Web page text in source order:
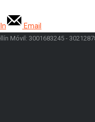
Email
Móvil: 3001683245 -